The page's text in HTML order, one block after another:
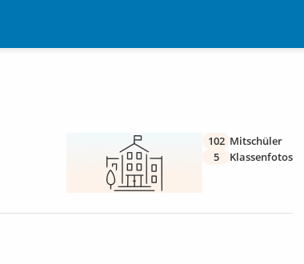
102 Mitschüler
5
Klassenfotos